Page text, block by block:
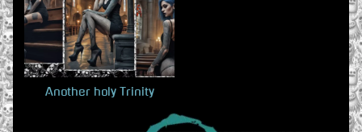
Another holy Trinity